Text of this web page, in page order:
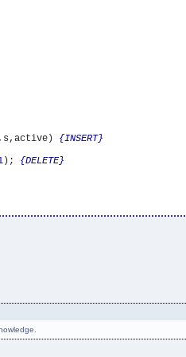
{INSERT}
); {DELETE}